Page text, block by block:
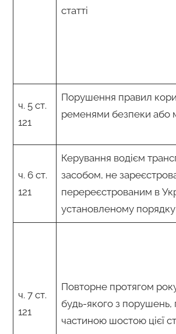
статті
ч. 5 ст.
121
Порушення правил
ременями безпеки
ч. 6 ст.
121
Керування водієм
засобом, не
перереєстрованим в
установленому порядку
ч. 7 ст.
121
Повторне протягом
будь-якого з
частиною шостою цієї